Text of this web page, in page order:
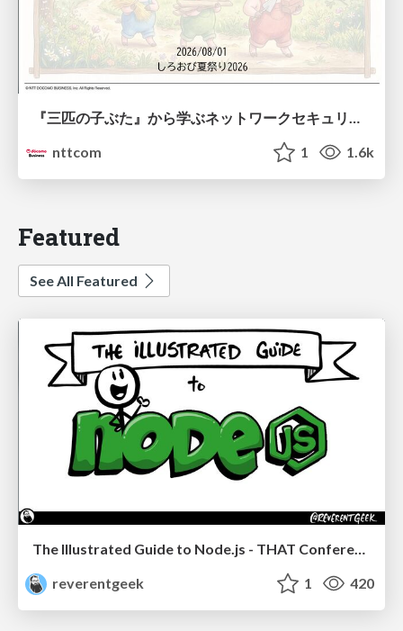
『三匹の子ぶた』から学ぶネットワークセキュリティの昔と今 / Network Security: Then and Now Through the Lens of The Three Little Pigs
nttcom
1 1.6k
Featured
See All Featured
The Illustrated Guide to Node.js - THAT Conference 2024
reverentgeek
1 420